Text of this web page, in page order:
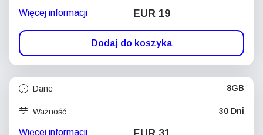
Więcej informacji EUR 19
Dodaj do koszyka
Dane 8GB
Ważność 30 Dni
Więcej informacji